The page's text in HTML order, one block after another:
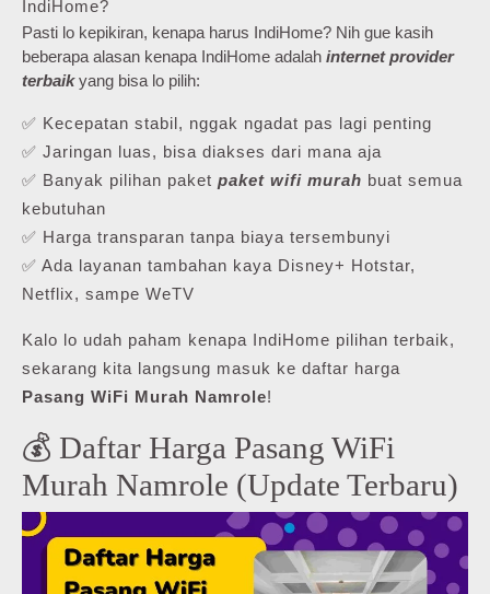
IndiHome?
Pasti lo kepikiran, kenapa harus IndiHome? Nih gue kasih
beberapa alasan kenapa IndiHome adalah internet provider
terbaikyang bisa lo pilih:
✅ Kecepatan stabil, nggak ngadat pas lagi penting
✅ Jaringan luas, bisa diakses dari mana aja
✅ Banyak pilihan paket paket wifi murah buat semua
kebutuhan
✅ Harga transparan tanpa biaya tersembunyi
✅ Ada layanan tambahan kaya Disney+ Hotstar,
Netflix, sampe WeTV
Kalo lo udah paham kenapa IndiHome pilihan terbaik,
sekarang kita langsung masuk ke daftar harga
Pasang WiFi Murah Namrole!
💰 Daftar Harga Pasang WiFi
Murah Namrole (Update Terbaru)